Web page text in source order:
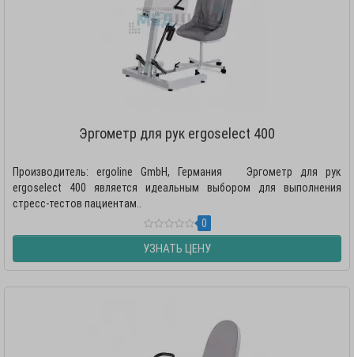
Эргометр для рук ergoselect 400
Производитель: ergoline GmbH, Германия Эргометр для рук
ergoselect 400 является идеальным выбором для выполнения
стресс-тестов пациентам..
0
УЗНАТЬ ЦЕНУ